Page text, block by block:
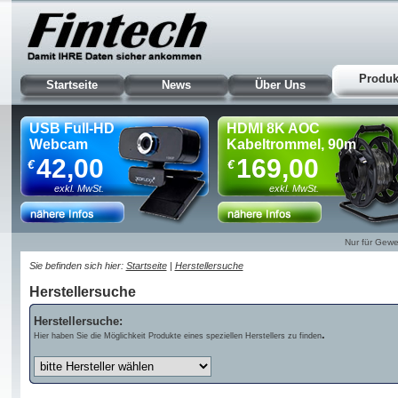
Startseite News Über Uns
USB Full-HD
Webcam
42,00
€
exkl. MwSt.
HDMI 8K AOC
Kabeltrommel, 90m
169,00
€
exkl. MwSt.
Nur für
Sie befinden sich hier: Startseite| Herstellersuche
Herstellersuche
Herstellersuche:
Hier haben Sie die Möglichkeit Produkte eines speziellen Herstellers zu finden.